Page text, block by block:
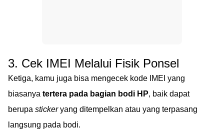
3. Cek IMEI Melalui Fisik Ponsel
Ketiga, kamu juga bisa mengecek kode IMEI yang
biasanya tertera pada bagian bodi HP, baik dapat
berupa stickeryang ditempelkan atau yang terpasang
langsung pada bodi.